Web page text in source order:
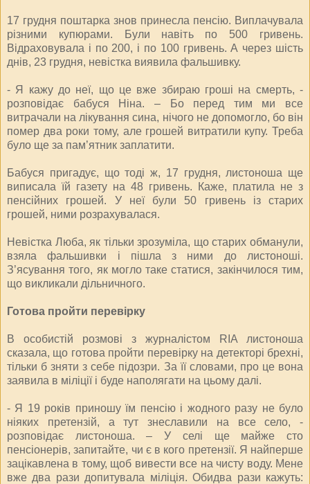
17 грудня поштарка знов принесла пенсію. Виплачувала
різними купюрами. Були навіть по 500 гривень.
Відраховувала і по 200, і по 100 гривень. А через шість
днів, 23 грудня, невістка виявила фальшивку.
- Я кажу до неї, що це вже збираю гроші на смерть, -
розповідає бабуся Ніна. – Бо перед тим ми все
витрачали на лікування сина, нічого не допомогло, бо він
помер два роки тому, але грошей витратили купу. Треба
було ще за пам’ятник заплатити.
Бабуся пригадує, що тоді ж, 17 грудня, листоноша ще
виписала їй газету на 48 гривень. Каже, платила не з
пенсійних грошей. У неї були 50 гривень із старих
грошей, ними розрахувалася.
Невістка Люба, як тільки зрозуміла, що старих обманули,
взяла фальшивки і пішла з ними до листоноші.
З’ясування того, як могло таке статися, закінчилося тим,
що викликали дільничного.
Готова пройти перевірку
В особистій розмові з журналістом RIA листоноша
сказала, що готова пройти перевірку на детекторі брехні,
тільки б зняти з себе підозри. За її словами, про це вона
заявила в міліції і буде наполягати на цьому далі.
- Я 19 років приношу їм пенсію і жодного разу не було
ніяких претензій, а тут знеславили на все село, -
розповідає листоноша. – У селі ще майже сто
пенсіонерів, запитайте, чи є в кого претензії. Я найперше
зацікавлена в тому, щоб вивести все на чисту воду. Мене
вже два рази допитувала міліція. Обидва рази кажуть: